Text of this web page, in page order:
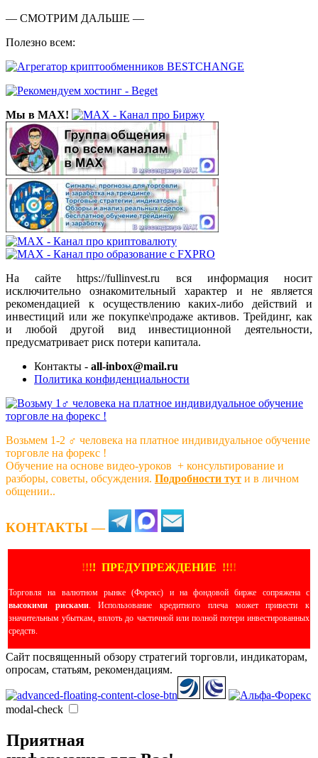
— СМОТРИМ ДАЛЬШЕ —
Полезно всем:
Мы в MAX!
На сайте https://fullinvest.ru вся информация носит
исключительно ознакомительный характер и не является
рекомендацией к осуществлению каких-либо действий и
инвестиций или же покупке\продаже активов. Трейдинг, как
и любой другой вид инвестиционной деятельности,
предусматривает риск потери капитала.
Контакты - all-inbox@mail.ru
Политика конфиденциальности
Возьмем 1-2 ‍♂️ человека на платное индивидуальное обучение
торговле на форекс !
Обучение на основе видео-уроков ️ + консультирование и
разборы, советы, обсуждения. Подробности тут и в личном
общении..
КОНТАКТЫ —
!!!! ПРЕДУПРЕЖДЕНИЕ !!!!
Торговля на валютном рынке (Форекс) и на фондовой бирже сопряжена с
высокими рисками. Использование кредитного плеча может привести к
значительным убыткам, вплоть до частичной или полной потери инвестированных
средств.
Сайт посвященный обзору стратегий торговли, индикаторам,
опросам, статьям, рекомендациям.
modal-check
Приятная